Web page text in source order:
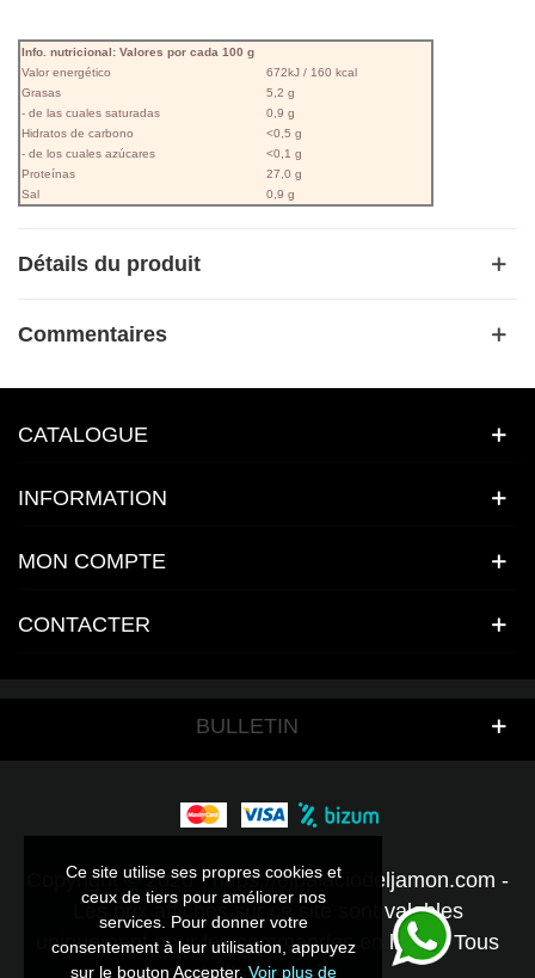
Ce site utilise ses propres cookies et
ceux de tiers pour améliorer nos
services. Pour donner votre
consentement à leur utilisation, appuyez
sur le bouton Accepter. Voir plus de
Info. nutricional: Valores por cada 100 g
Valor energético
672kJ / 160 kcal
Grasas
5,2 g
- de las cuales saturadas
0,9 g
Hidratos de carbono
<0,5 g
- de los cuales azúcares
<0,1 g
Proteínas
27,0 g
Sal
0,9 g
Détails du produit
Commentaires
CATALOGUE
INFORMATION
MON COMPTE
CONTACTER
Ce site utilise ses propres cookies et
ceux de tiers pour améliorer nos
services. Pour donner votre
consentement à leur utilisation, appuyez
sur le bouton Accepter. Voir plus de
BULLETIN
Copyright © 2026 - https://elpalaciodeljamon.com -
Les prix affichés sur ce site sont valables
uniquement pour les commandes en ligne - Tous